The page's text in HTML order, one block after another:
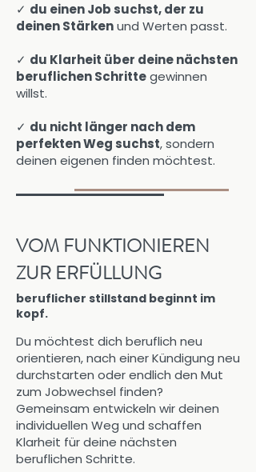
✓ du einen Job suchst, der zu
deinen Stärkenund Werten passt.
✓ du Klarheit über deine nächsten
beruflichen Schrittegewinnen
willst.
✓ du nicht länger nachdem
perfekten Weg suchst, sondern
deinen eigenen finden möchtest.
VOM FUNKTIONIEREN
ZUR ERFÜLLUNG
beruflicher stillstand beginnt im
kopf.
Du möchtest dich beruflich neu
orientieren, nach einer Kündigung neu
durchstarten oder endlich den Mut
zum Jobwechsel finden?
Gemeinsam entwickeln wir deinen
individuellen Weg und schaffen
Klarheit für deine nächsten
beruflichen Schritte.